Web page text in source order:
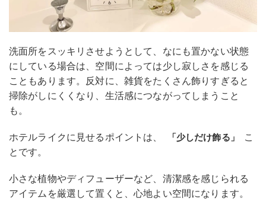
洗面所をスッキリさせようとして、なにも置かない状態
にしている場合は、空間によっては少し寂しさを感じる
こともあります。反対に、雑貨をたくさん飾りすぎると
掃除がしにくくなり、生活感につながってしまうこと
も。
ホテルライクに見せるポイントは、 「少しだけ飾る」
こ
とです。
小さな植物やディフューザーなど、清潔感を感じられる
アイテムを厳選して置くと、心地よい空間になります。